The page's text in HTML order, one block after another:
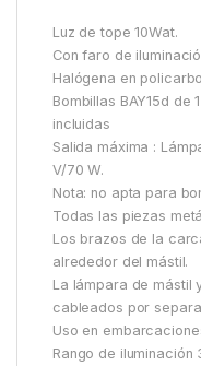
Luz de tope 10Wat.
Con faro de
Halógena en
Bombillas BAY15d de
incluidas
Salida máxima :
V/70 W.
Nota: no apta para
Todas las piezas
Los brazos de la
alrededor del mástil.
La lámpara de mástil
cableados por
Uso en
Rango de iluminación